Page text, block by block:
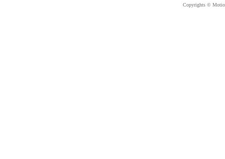
Copyrights ©